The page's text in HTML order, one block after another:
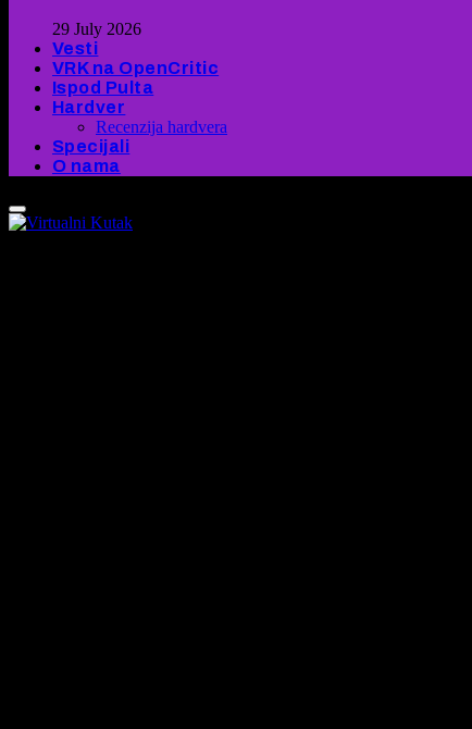
29 July 2026
Vesti
VRK na OpenCritic
Ispod Pulta
Hardver
Recenzija hardvera
Specijali
O nama